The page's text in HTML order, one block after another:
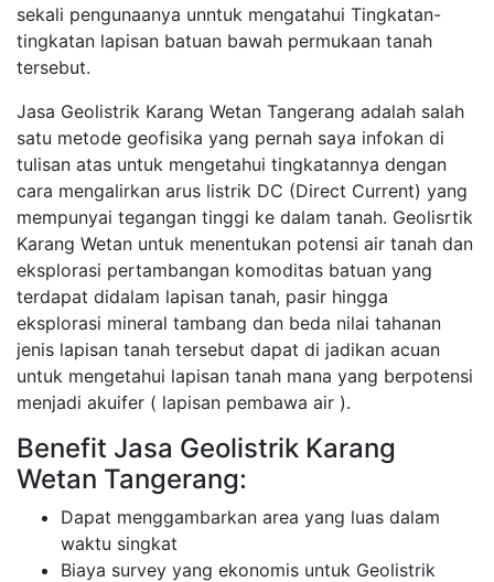
sekali pengunaanya unntuk mengatahui Tingkatan-
tingkatan lapisan batuan bawah permukaan tanah
tersebut.
Jasa Geolistrik Karang Wetan Tangerang adalah salah
satu metode geofisika yang pernah saya infokan di
tulisan atas untuk mengetahui tingkatannya dengan
cara mengalirkan arus listrik DC (Direct Current) yang
mempunyai tegangan tinggi ke dalam tanah. Geolisrtik
Karang Wetan untuk menentukan potensi air tanah dan
eksplorasi pertambangan komoditas batuan yang
terdapat didalam lapisan tanah, pasir hingga
eksplorasi mineral tambang dan beda nilai tahanan
jenis lapisan tanah tersebut dapat di jadikan acuan
untuk mengetahui lapisan tanah mana yang berpotensi
menjadi akuifer ( lapisan pembawa air ).
Benefit Jasa Geolistrik Karang
Wetan Tangerang:
Dapat menggambarkan area yang luas dalam
waktu singkat
Biaya survey yang ekonomis untuk Geolistrik